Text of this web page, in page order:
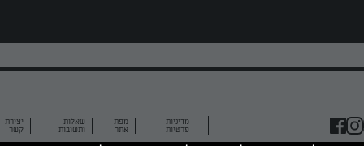
מדיניות
פרטיות
מפת
אתר
שאלות
ותשובות
יצירת
קשר